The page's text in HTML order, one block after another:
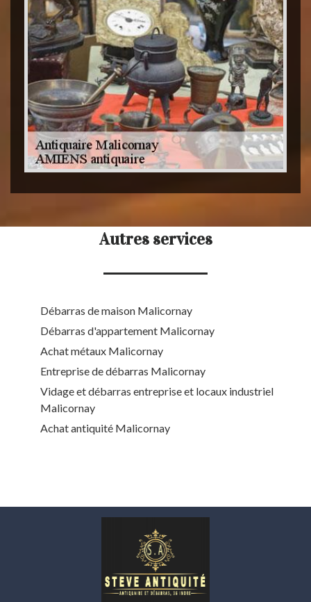
Autres services
Débarras de maison Malicornay
Débarras d'appartement Malicornay
Achat métaux Malicornay
Entreprise de débarras Malicornay
Vidage et débarras entreprise et locaux industriel
Malicornay
Achat antiquité Malicornay